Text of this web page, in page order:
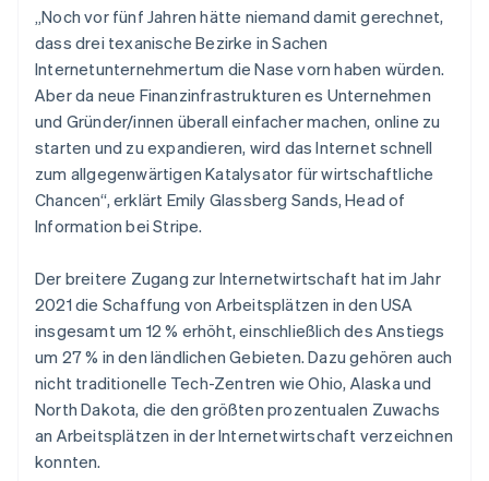
„Noch vor fünf Jahren hätte niemand damit gerechnet,
dass drei texanische Bezirke in Sachen
Internetunternehmertum die Nase vorn haben würden.
Aber da neue Finanzinfrastrukturen es Unternehmen
und Gründer/innen überall einfacher machen, online zu
starten und zu expandieren, wird das Internet schnell
zum allgegenwärtigen Katalysator für wirtschaftliche
Chancen“, erklärt Emily Glassberg Sands, Head of
Information bei Stripe.
Der breitere Zugang zur Internetwirtschaft hat im Jahr
2021 die Schaffung von Arbeitsplätzen in den USA
insgesamt um 12 % erhöht, einschließlich des Anstiegs
um 27 % in den ländlichen Gebieten. Dazu gehören auch
nicht traditionelle Tech-Zentren wie Ohio, Alaska und
North Dakota, die den größten prozentualen Zuwachs
an Arbeitsplätzen in der Internetwirtschaft verzeichnen
konnten.